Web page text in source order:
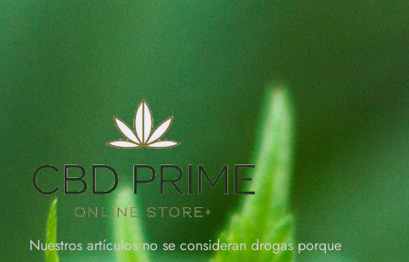
Nuestros artículos no se consideran drogas porque